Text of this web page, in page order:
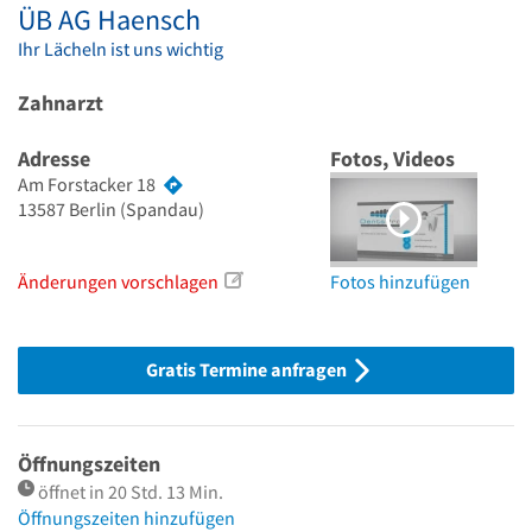
ÜB AG Haensch
Ihr Lächeln ist uns wichtig
Zahnarzt
Adresse
Am Forstacker 18
13587 Berlin (Spandau)
Änderungen vorschlagen
Fotos, Videos
Fotos hinzufügen
Gratis Termine anfragen
Öffnungszeiten
öffnet in 20 Std. 13 Min.
Öffnungszeiten hinzufügen